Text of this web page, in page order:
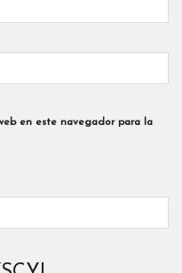
en este navegador para la